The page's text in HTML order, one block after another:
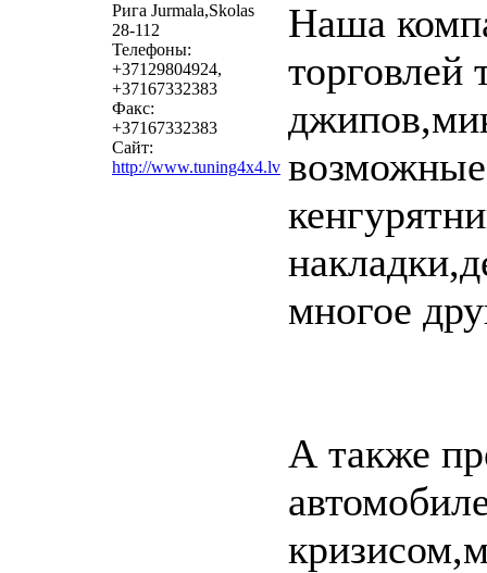
Рига Jurmala,Skolas
28-112
Телефоны:
+37129804924,
+37167332383
Факс:
+37167332383
Сайт:
http://www.tuning4x4.lv
Наша
торговлей
возможные
многое
А также